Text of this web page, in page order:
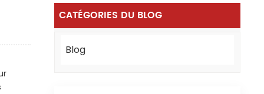
CATÉGORIES DU BLOG
Blog